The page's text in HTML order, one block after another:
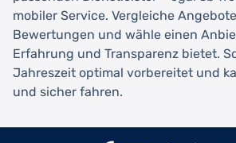
mobiler Service. Vergleiche
Bewertungen und wähle einen
Erfahrung und Transparenz bietet.
Jahreszeit optimal vorbereitet und
und sicher fahren.